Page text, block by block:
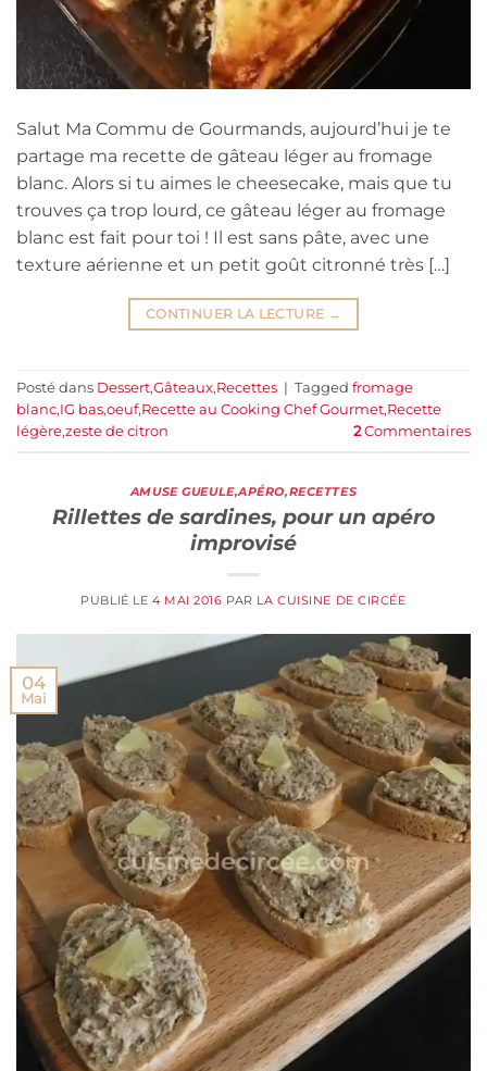
Salut Ma Commu de Gourmands, aujourd’hui je te
partage ma recette de gâteau léger au fromage
blanc. Alors si tu aimes le cheesecake, mais que tu
trouves ça trop lourd, ce gâteau léger au fromage
blanc est fait pour toi ! Il est sans pâte, avec une
texture aérienne et un petit goût citronné très […]
CONTINUER LA LECTURE →
Posté dans Dessert,Gâteaux,Recettes | Tagged fromage
blanc,IG bas,oeuf,Recette au Cooking Chef Gourmet,Recette
légère,zeste de citron 2Commentaires
AMUSE GUEULE,APÉRO,RECETTES
Rillettes de sardines, pour un apéro
improvisé
PUBLIÉ LE 4 MAI 2016 PAR LA CUISINE DE CIRCÉE
04
Mai